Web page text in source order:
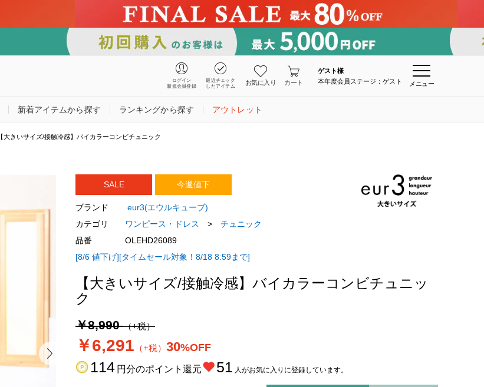
ログイン
新規会員登録
最近チェック
したアイテム
お気に入り カート
ゲスト様
本年度会員ステージ：ゲスト
メニュー
新着アイテムから探す ランキングから探す アウトレット
【大きいサイズ/接触冷感】バイカラーコンビチュニック
SALE 今週値下
ブランド
eur3(エウルキューブ)
カテゴリ
ワンピース・ドレス >
チュニック
品番
OLEHD26089
[8/6 値下げ][タイムセール対象！8/18 8:59まで]
【大きいサイズ/接触冷感】バイカラーコンビチュニッ
ク
￥8,990（+税）
￥6,291 （+税） 30%OFF
114 円分のポイント還元 51 人がお気に入りに登録しています。